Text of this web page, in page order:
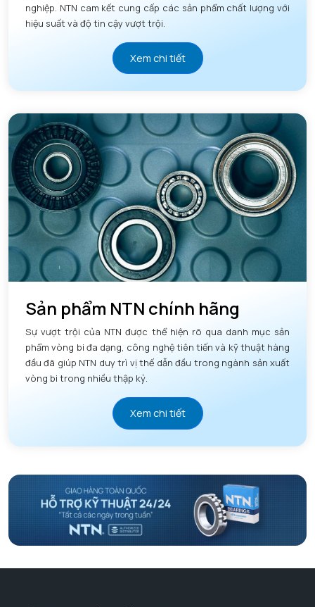
nghiệp. NTN cam kết cung cấp các sản phẩm chất lượng với
hiệu suất và độ tin cậy vượt trội.
Xem chi tiết
Sản phẩm NTN chính hãng
Sự vượt trội của NTN được thể hiện rõ qua danh mục sản
phẩm vòng bi đa dạng, công nghệ tiên tiến và kỹ thuật hàng
đầu đã giúp NTN duy trì vị thế dẫn đầu trong ngành sản xuất
vòng bi trong nhiều thập kỷ.
Xem chi tiết